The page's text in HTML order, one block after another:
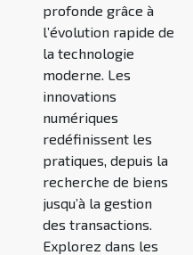
profonde grâce à
l’évolution rapide de
la technologie
moderne. Les
innovations
numériques
redéfinissent les
pratiques, depuis la
recherche de biens
jusqu’à la gestion
des transactions.
Explorez dans les